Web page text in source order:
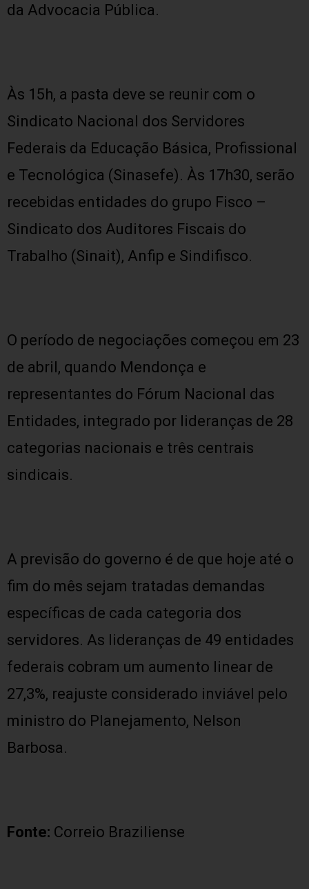
da Advocacia Pública.
Às 15h, a pasta deve se reunir com o
Sindicato Nacional dos Servidores
Federais da Educação Básica, Profissional
e Tecnológica (Sinasefe). Às 17h30, serão
recebidas entidades do grupo Fisco –
Sindicato dos Auditores Fiscais do
Trabalho (Sinait), Anfip e Sindifisco.
O período de negociações começou em 23
de abril, quando Mendonça e
representantes do Fórum Nacional das
Entidades, integrado por lideranças de 28
categorias nacionais e três centrais
sindicais.
A previsão do governo é de que hoje até o
fim do mês sejam tratadas demandas
específicas de cada categoria dos
servidores. As lideranças de 49 entidades
federais cobram um aumento linear de
27,3%, reajuste considerado inviável pelo
ministro do Planejamento, Nelson
Barbosa.
Fonte: Correio Braziliense